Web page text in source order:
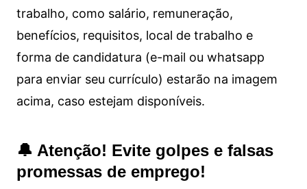
trabalho, como salário, remuneração,
benefícios, requisitos, local de trabalho e
forma de candidatura (e-mail ou whatsapp
para enviar seu currículo) estarão na imagem
acima, caso estejam disponíveis.
🔔 Atenção! Evite golpes e falsas
promessas de emprego!